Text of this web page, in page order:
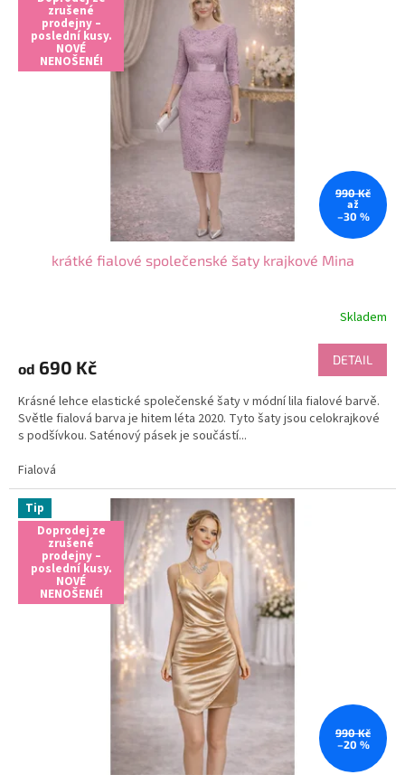
zrušené
prodejny –
poslední kusy.
NOVÉ
NENOŠENÉ!
990 Kč
až
–30 %
krátké fialové společenské šaty krajkové Mina
Skladem
od 690 Kč DETAIL
Krásné lehce elastické společenské šaty v módní lila fialové barvě.
Světle fialová barva je hitem léta 2020. Tyto šaty jsou celokrajkové
s podšívkou. Saténový pásek je součástí...
Fialová
Tip
Doprodej ze
zrušené
prodejny –
poslední kusy.
NOVÉ
NENOŠENÉ!
990 Kč
–20 %